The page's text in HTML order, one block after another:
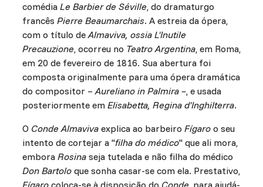
comédia Le Barbier de Séville, do dramaturgo
francês Pierre Beaumarchais. A estreia da ópera,
com o título deAlmaviva, ossia L'Inutile
Precauzione, ocorreu no Teatro Argentina, em Roma,
em 20 de fevereiro de 1816. Sua abertura foi
composta originalmente para uma ópera dramática
do compositor –Aureliano in Palmira –, e usada
posteriormente em Elisabetta, Regina d'Inghilterra.
O Conde Almavivaexplica ao barbeiro Fígaroo seu
intento de cortejar a "filha do médico" que ali mora,
embora Rosinaseja tutelada e não filha do médico
Don Bartoloque sonha casar-se com ela. Prestativo,